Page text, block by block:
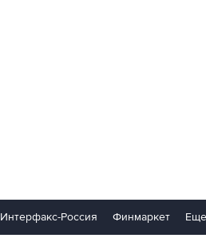
Интерфакс-Россия Финмаркет